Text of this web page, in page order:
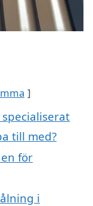
till med?
för
i